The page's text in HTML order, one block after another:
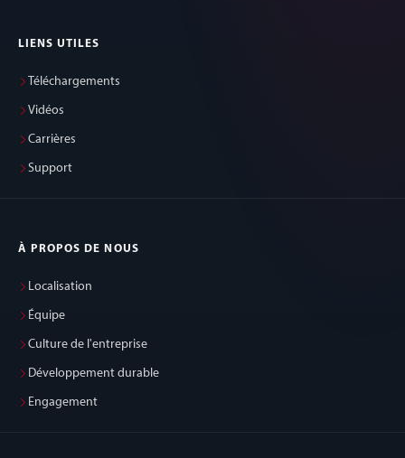
LIENS UTILES
Téléchargements
Vidéos
Carrières
Support
À PROPOS DE NOUS
Localisation
Équipe
Culture de l'entreprise
Développement durable
Engagement